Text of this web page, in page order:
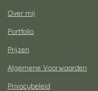
Over mij
Portfolio
Prijzen
Algemene Voorwaarden
Privacybeleid